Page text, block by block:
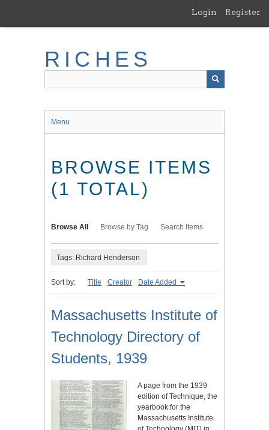
main
Login Register
RICHES
Menu
BROWSE ITEMS
(1 TOTAL)
Browse All Browse by Tag Search Items
Tags: Richard Henderson
Sort by: Title Creator Date Added
Massachusetts Institute of
Technology Directory of
Students, 1939
A page from the 1939
edition of Technique, the
yearbook for the
Massachusetts Institute